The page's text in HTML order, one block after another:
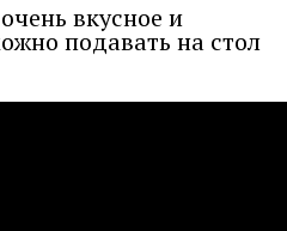
вкусное и
подавать на стол